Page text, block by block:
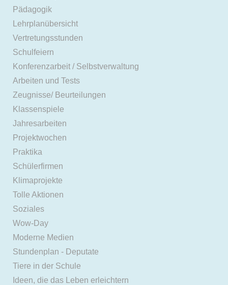
Pädagogik
Lehrplanübersicht
Vertretungsstunden
Schulfeiern
Konferenzarbeit / Selbstverwaltung
Arbeiten und Tests
Zeugnisse/ Beurteilungen
Klassenspiele
Jahresarbeiten
Projektwochen
Praktika
Schülerfirmen
Klimaprojekte
Tolle Aktionen
Soziales
Wow-Day
Moderne Medien
Stundenplan - Deputate
Tiere in der Schule
Ideen, die das Leben erleichtern